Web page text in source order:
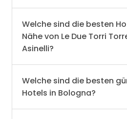
Welche sind die besten
Nähe von Le Due Torri
Asinelli?
Welche sind die besten
Hotels in Bologna?